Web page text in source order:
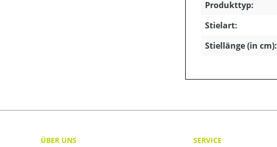
Produkttyp:
Stielart:
Stiellänge (in cm):
ÜBER UNS
SERVICE